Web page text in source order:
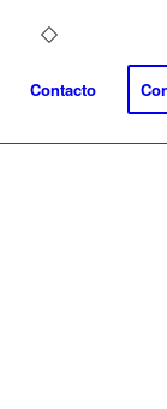
Contacto